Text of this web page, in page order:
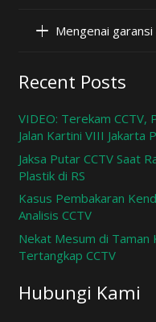
Mengenai
Recent Posts
VIDEO: Terekam CCTV,
Jalan Kartini VIII Jakarta
Jaksa Putar CCTV Saat
Plastik di RS
Kasus Pembakaran
Analisis CCTV
Nekat Mesum di Taman
Tertangkap CCTV
Hubungi Kami